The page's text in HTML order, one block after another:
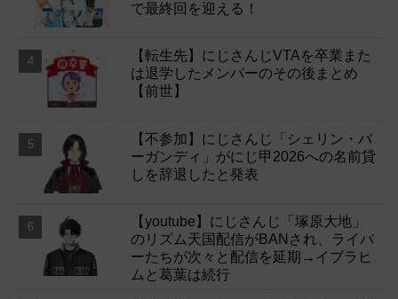
で最終回を迎える！
【転生先】にじさんじVTAを卒業また
は退学したメンバーのその後まとめ
【前世】
【不参加】にじさんじ「シェリン・バ
ーガンディ」がにじ甲2026への名前貸
しを辞退したと発表
【youtube】にじさんじ「塚原大地」
のリズム天国配信がBANされ、ライバ
ーたちが次々と配信を延期→イブラヒ
ムと葛葉は続行